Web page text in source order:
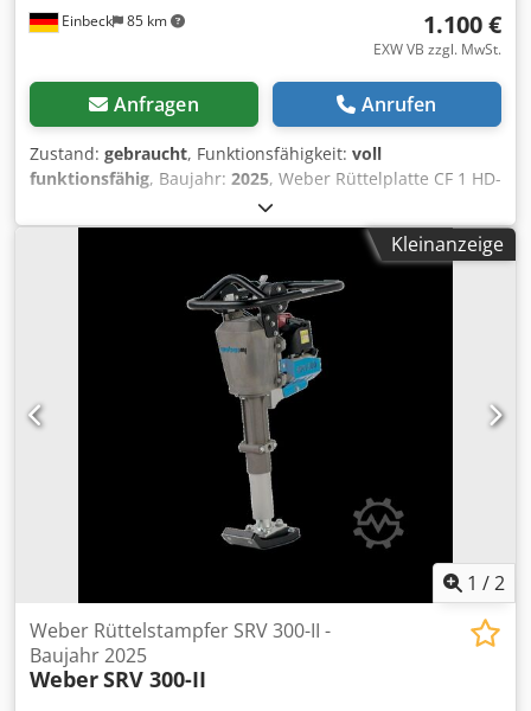
Einbeck 85 km 1.100 €
EXW VB zzgl. MwSt.
Anfragen Anrufen
Zustand: gebraucht, Funktionsfähigkeit: voll
funktionsfähig, Baujahr: 2025, Weber Rüttelplatte CF 1 HD-
III CF 1 HD-III — Baujahr 2025 Gebraucht aus dem
professionellen Mietpark der Kurt König Baumaschinen
GmbH, Einbeck. Zustand & Hinweise: - Zustand: Gebraucht
aus Vermietung, regelmäßig gewartet - Funktion: Voll
funktionsfähig - Produktbilder folgen — bei Interesse
kontaktieren Sie uns gerne für aktuelle Fotos -
Besichtigung in 37574 Einbeck nach Vereinbarung möglich
Dcjdpfx Aaey A Hbmjhek Preis 1.300 EUR zzgl. MwSt. | EXW
Einbeck | Lieferung auf Anfrage
Kleinanzeige
1 /2
Weber Rüttelstampfer SRV 300-II -
Baujahr 2025
WeberSRV 300-II